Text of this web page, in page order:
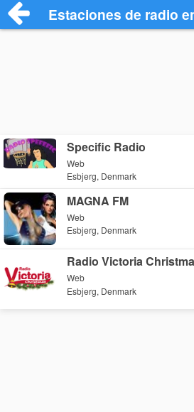
Estaciones de radio
Specific Radio
Web
Esbjerg, Denmark
MAGNA FM
Web
Esbjerg, Denmark
Radio Victoria
Web
Esbjerg, Denmark